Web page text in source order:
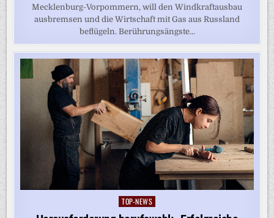
Mecklenburg-Vorpommern, will den Windkraftausbau
ausbremsen und die Wirtschaft mit Gas aus Russland
beflügeln. Berührungsängste...
Posted
in
TOP-NEWS